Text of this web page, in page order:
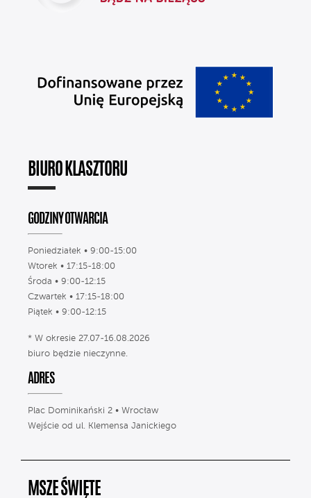
BIURO KLASZTORU
GODZINY OTWARCIA
Poniedziałek • 9:00-15:00
Wtorek • 17:15-18:00
Środa • 9:00-12:15
Czwartek • 17:15-18:00
Piątek • 9:00-12:15
* W okresie 27.07-16.08.2026
biuro będzie nieczynne.
ADRES
Plac Dominikański 2 • Wrocław
Wejście od ul. Klemensa Janickiego
MSZE ŚWIĘTE